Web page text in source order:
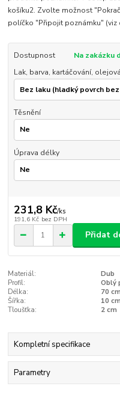
košíku2. Zvolte možnost
políčko "Připojit poznámku" (viz
Dostupnost
Na zakázku
Lak, barva, kartáčování,
Těsnění
Úprava délky
231,8 Kč/ks
191,6 Kč bez DPH
Přidat
Materiál:
Dub
Profil:
Oblý
Délka:
70
Šířka:
10 cm
Tloušťka:
2 cm
Kompletní specifikace
Parametry